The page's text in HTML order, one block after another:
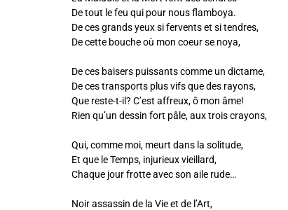
De tout le feu qui pour nous flamboya.
De ces grands yeux si fervents et si tendres,
De cette bouche où mon coeur se noya,
De ces baisers puissants comme un dictame,
De ces transports plus vifs que des rayons,
Que reste-t-il? C’est affreux, ô mon âme!
Rien qu’un dessin fort pâle, aux trois crayons,
Qui, comme moi, meurt dans la solitude,
Et que le Temps, injurieux vieillard,
Chaque jour frotte avec son aile rude…
Noir assassin de la Vie et de l’Art,